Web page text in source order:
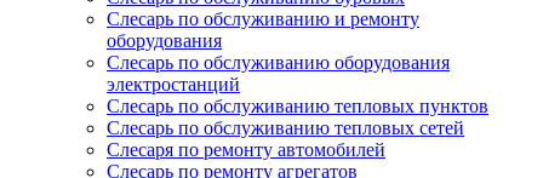
Слесарь по обслуживанию и ремонту
оборудования
Слесарь по обслуживанию оборудования
электростанций
Слесарь по обслуживанию тепловых пунктов
Слесарь по обслуживанию тепловых сетей
Слесаря по ремонту автомобилей
Слесарь по ремонту агрегатов